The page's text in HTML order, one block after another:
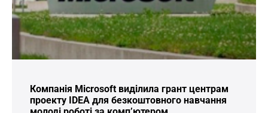
Компанія Microsoft виділила грант центрам
проекту IDEA для безкоштовного навчання